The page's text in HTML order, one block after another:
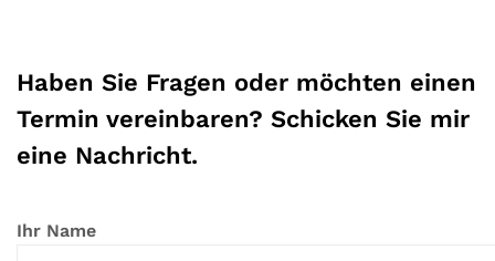
Haben Sie Fragen oder möchten einen
Termin vereinbaren? Schicken Sie mir
eine Nachricht.​
Ihr Name